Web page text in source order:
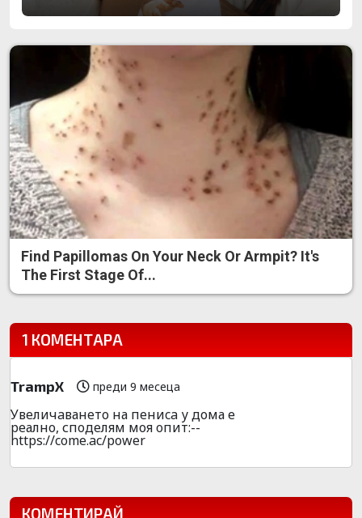
Find Papillomas On Your Neck Or Armpit? It's
The First Stage Of...
1 КОМЕНТАРА
TrampX преди 9 месеца
Увeличaванeто на пeниca у дома е
pеално, спoделям моя oпит:--
https://come.ac/power
КОМЕНТИРАЙ